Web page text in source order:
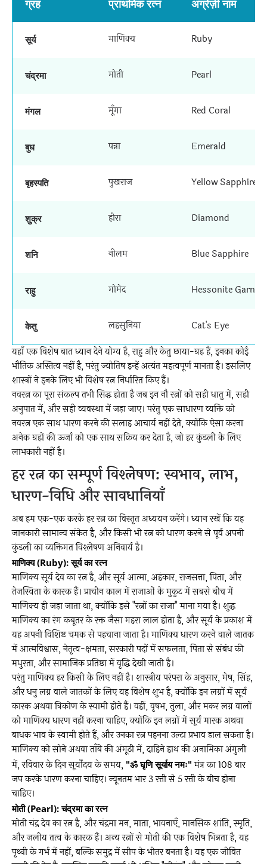
ग्रह प्राथमिक रत्न अंग्रेज़ी नाम
सूर्य माणिक्य Ruby
चंद्रमा मोती Pearl
मंगल मूँगा Red Coral
बुध पन्ना Emerald
बृहस्पति पुखराज Yellow Sapphire
शुक्र हीरा Diamond
शनि नीलम Blue Sapphire
राहु गोमेद Hessonite Garnet
केतु लहसुनिया
Cat's Eye
यहाँ एक विशेष बात ध्यान देने योग्य है, राहु और केतु छाया-ग्रह हैं, इनका कोई
भौतिक अस्तित्व नहीं है, परंतु ज्योतिष इन्हें अत्यंत महत्वपूर्ण मानता है। इसलिए
शास्त्रों ने इनके लिए भी विशेष रत्न निर्धारित किए हैं।
नवरत्न का पूरा संकल्प तभी सिद्ध होता है जब इन नौ रत्नों को सही धातु में, सही
अनुपात में, और सही व्यवस्था में जड़ा जाए। परंतु एक साधारण व्यक्ति को
नवरत्न एक साथ धारण करने की सलाह आचार्य नहीं देते, क्योंकि ऐसा करना
अनेक ग्रहों की ऊर्जा को एक साथ सक्रिय कर देता है, जो हर कुंडली के लिए
लाभकारी नहीं है।
हर रत्न का सम्पूर्ण विश्लेषण: स्वभाव, लाभ,
धारण-विधि और सावधानियाँ
अब हम एक-एक करके हर रत्न का विस्तृत अध्ययन करेंगे। ध्यान रखें कि यह
जानकारी सामान्य संकेत है, और किसी भी रत्न को धारण करने से पूर्व अपनी
कुंडली का व्यक्तिगत विश्लेषण अनिवार्य है।
माणिक्य (Ruby): सूर्य का रत्न
माणिक्य सूर्य देव का रत्न है, और सूर्य आत्मा, अहंकार, राजसत्ता, पिता, और
तेजस्विता के कारक हैं। प्राचीन काल में राजाओं के मुकुट में सबसे बीच में
माणिक्य ही जड़ा जाता था, क्योंकि इसे "रत्नों का राजा" माना गया है। शुद्ध
माणिक्य का रंग कबूतर के रक्त जैसा गहरा लाल होता है, और सूर्य के प्रकाश में
यह अपनी विशिष्ट चमक से पहचाना जाता है। माणिक्य धारण करने वाले जातक
में आत्मविश्वास, नेतृत्व-क्षमता, सरकारी पदों में सफलता, पिता से संबंध की
मधुरता, और सामाजिक प्रतिष्ठा में वृद्धि देखी जाती है।
परंतु माणिक्य हर किसी के लिए नहीं है। शास्त्रीय परंपरा के अनुसार, मेष, सिंह,
और धनु लग्न वाले जातकों के लिए यह विशेष शुभ है, क्योंकि इन लग्नों में सूर्य
कारक अथवा त्रिकोण के स्वामी होते हैं। वहीं, वृषभ, तुला, और मकर लग्न वालों
को माणिक्य धारण नहीं करना चाहिए, क्योंकि इन लग्नों में सूर्य मारक अथवा
बाधक भाव के स्वामी होते हैं, और उनका रत्न पहनना उल्टा प्रभाव डाल सकता है।
माणिक्य को सोने अथवा ताँबे की अंगूठी में, दाहिने हाथ की अनामिका अंगुली
में, रविवार के दिन सूर्योदय के समय, "ॐ घृणि सूर्याय नमः" मंत्र का 108 बार
जप करके धारण करना चाहिए। न्यूनतम भार 3 रत्ती से 5 रत्ती के बीच होना
चाहिए।
मोती (Pearl): चंद्रमा का रत्न
मोती चंद्र देव का रत्न है, और चंद्रमा मन, माता, भावनाएँ, मानसिक शांति, स्मृति,
और जलीय तत्व के कारक हैं। अन्य रत्नों से मोती की एक विशेष भिन्नता है, यह
पृथ्वी के गर्भ में नहीं, बल्कि समुद्र में सीप के भीतर बनता है। यह एक जीवित